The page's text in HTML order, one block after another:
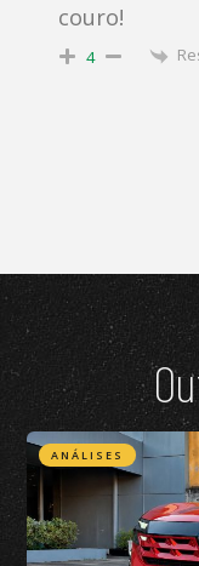
couro!
4
ANÁLISES